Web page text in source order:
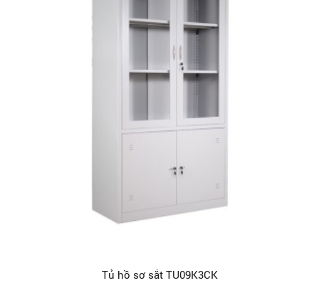
Tủ hồ sơ sắt TU09K3CK